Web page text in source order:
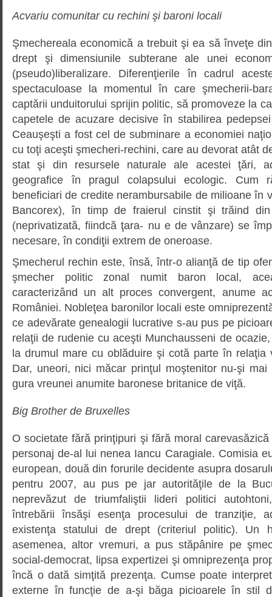
Acvariu comunitar cu rechini şi baroni locali
Şmechereala economică a trebuit şi ea să înveţe
drept şi dimensiunile subterane ale unei
(pseudo)liberalizare. Diferenţierile în cadrul
spectaculoase la momentul în care şmecherii-
captării unduitorului sprijin politic, să promoveze la
capetele de acuzare decisive în stabilirea
Ceauşeşti a fost cel de subminare a economiei
cu toţi aceşti şmecheri-rechini, care au devorat atât
stat şi din resursele naturale ale acestei ţări,
geografice în pragul colapsului ecologic. Cum
beneficiari de credite nerambursabile de milioane în
Bancorex), în timp de fraierul cinstit şi trăind
(neprivatizată, fiindcă ţara- nu e de vânzare) se
necesare, în condiţii extrem de oneroase.
Şmecherul rechin este, însă, într-o alianţă de tip
şmecher politic zonal numit baron local,
caracterizând un alt proces convergent, anume
României. Nobleţea baronilor locali este
ce adevărate genealogii lucrative s-au pus pe
relaţii de rudenie cu aceşti Munchausseni de
la drumul mare cu oblăduire şi cotă parte în relaţia
Dar, uneori, nici măcar prinţul moştenitor nu-şi
gura vreunei anumite baronese britanice de viţă.
Big Brother de Bruxelles
O societate fără prinţipuri şi fără moral
personaj de-al lui nenea Iancu Caragiale. Comisia
european, două din forurile decidente asupra
pentru 2007, au pus pe jar autorităţile de la
neprevăzut de triumfaliştii lideri politici
întrebării însăşi esenţa procesului de tranziţie,
existenţa statului de drept (criteriul politic). Un
asemenea, altor vremuri, a pus stăpânire pe
social-democrat, lipsa expertizei şi omniprezenţa
încă o dată simţită prezenţa. Cumse poate
externe în funcţie de a-şi băga picioarele în stil